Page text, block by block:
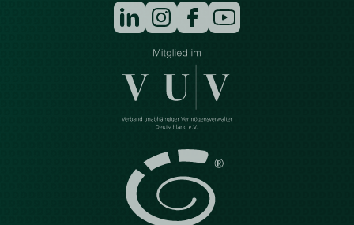
Navigation
überspringen